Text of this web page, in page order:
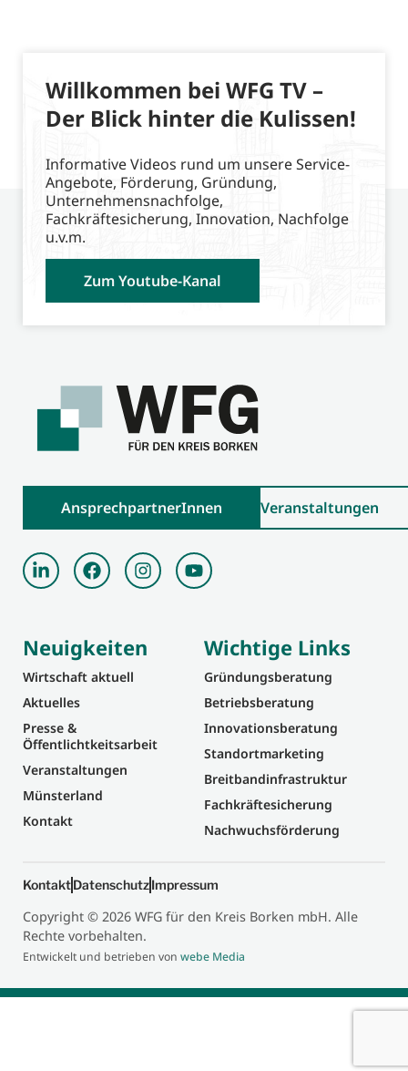
Willkommen bei WFG TV –
Der Blick hinter die Kulissen!
Informative Videos rund um unsere Service-
Angebote, Förderung, Gründung,
Unternehmensnachfolge,
Fachkräftesicherung, Innovation, Nachfolge
u.v.m.
Zum Youtube-Kanal
AnsprechpartnerInnen Veranstaltungen
Neuigkeiten
Wirtschaft aktuell
Aktuelles
Presse &
Öffentlichtkeitsarbeit
Veranstaltungen
Münsterland
Kontakt
Wichtige Links
Gründungsberatung
Betriebsberatung
Innovationsberatung
Standortmarketing
Breitbandinfrastruktur
Fachkräftesicherung
Nachwuchsförderung
Copyright © 2026 WFG für den Kreis Borken mbH. Alle
Rechte vorbehalten.
Entwickelt und betrieben von webe Media
KontaktDatenschutzImpressum